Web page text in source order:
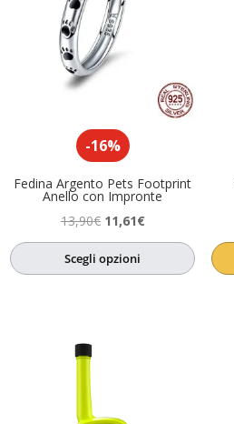
-16%
Fedina Argento Pets Footprint
Anello con Impronte
13,90€ Il
prezzo
originale
11,61€Il
prezzo
Scegli opzioni